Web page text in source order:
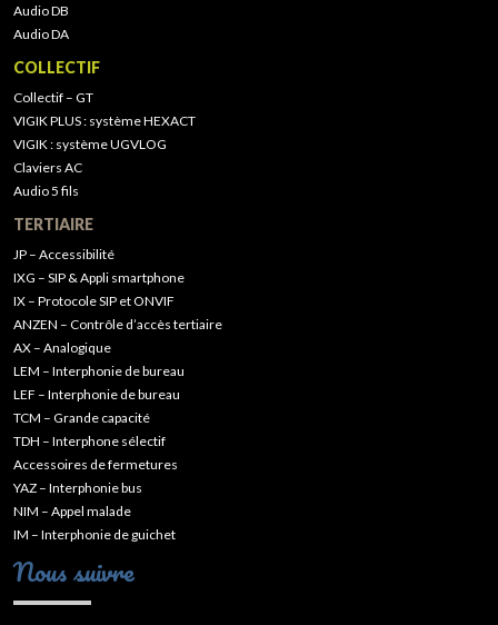
Audio DB
Audio DA
COLLECTIF
Collectif – GT
VIGIK PLUS : système HEXACT
VIGIK : système UGVLOG
Claviers AC
Audio 5 fils
TERTIAIRE
JP – Accessibilité
IXG – SIP & Appli smartphone
IX – Protocole SIP et ONVIF
ANZEN – Contrôle d’accès tertiaire
AX – Analogique
LEM – Interphonie de bureau
LEF – Interphonie de bureau
TCM – Grande capacité
TDH – Interphone sélectif
Accessoires de fermetures
YAZ – Interphonie bus
NIM – Appel malade
IM – Interphonie de guichet
Nous suivre